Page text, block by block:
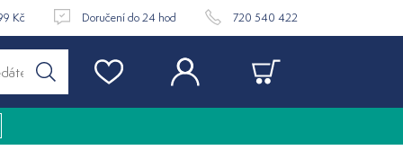
Kč Doručení do 24 hod 720 540 422